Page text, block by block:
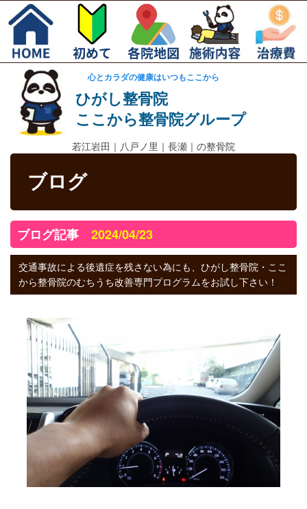
心とカラダの健康はいつもここから
ひがし整骨院
ここから整骨院グループ
若江岩田｜ 八戸ノ里｜長瀬｜の整骨院
ブログ
ブログ記事 2024/04/23
交通事故による後遺症を残さない為にも、ひがし整骨院・ここ
から整骨院のむちうち改善専門プログラムをお試し下さい！